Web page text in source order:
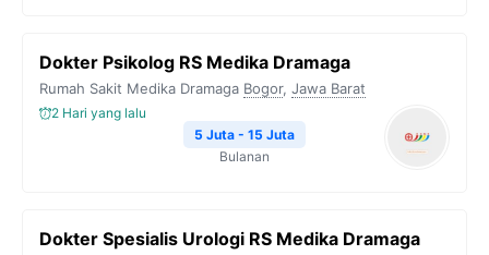
Dokter Psikolog RS Medika Dramaga
Rumah Sakit Medika Dramaga Bogor, Jawa Barat
2 Hari yang lalu
5 Juta - 15 Juta
Bulanan
Dokter Spesialis Urologi RS Medika Dramaga